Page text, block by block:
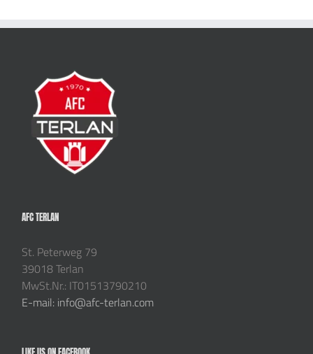
AFC TERLAN
St. Peterweg 79
39018 Terlan
MwSt.Nr.: IT01513790210
E-mail: info@afc-terlan.com